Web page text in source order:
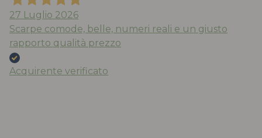
27 Luglio 2026
Scarpe comode, belle, numeri reali e un giusto
rapporto qualità prezzo
Acquirente verificato